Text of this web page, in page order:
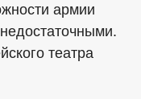
армии
театра